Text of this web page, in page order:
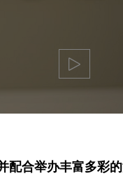
合举办丰富多彩的